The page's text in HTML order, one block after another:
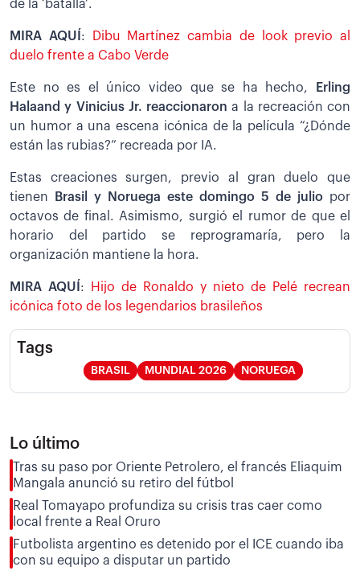
de la ‘batalla’.
MIRA AQUÍ :
Dibu Martínez cambia de look previo al
duelo frente a Cabo Verde
Este no es el único video que se ha hecho, Erling
Halaand y Vinicius Jr. reaccionarona la recreación con
un humor a una escena icónica de la película “¿Dónde
están las rubias?” recreada por IA.
Estas creaciones surgen, previo al gran duelo que
tienen
Brasil y Noruega este domingo 5 de julio por
octavos de final. Asimismo, surgió el rumor de que el
horario del partido se reprogramaría, pero la
organización mantiene la hora.
MIRA AQUÍ :
Hijo de Ronaldo y nieto de Pelé recrean
icónica foto de los legendarios brasileños
Tags
BRASIL MUNDIAL 2026 NORUEGA
Lo último
Tras su paso por Oriente Petrolero, el francés Eliaquim
Mangala anunció su retiro del fútbol
Real Tomayapo profundiza su crisis tras caer como
local frente a Real Oruro
Futbolista argentino es detenido por el ICE cuando iba
con su equipo a disputar un partido